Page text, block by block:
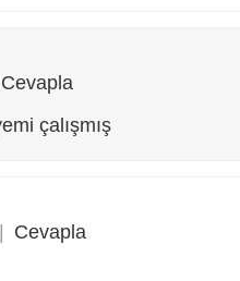
Cevapla
çalışmış
| Cevapla